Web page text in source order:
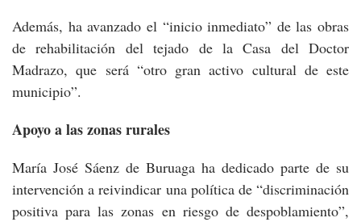
Además, ha avanzado el “inicio inmediato” de las obras
de rehabilitación del tejado de la Casa del Doctor
Madrazo, que será “otro gran activo cultural de este
municipio”.
Apoyo a las zonas rurales
María José Sáenz de Buruaga ha dedicado parte de su
intervención a reivindicar una política de “discriminación
positiva para las zonas en riesgo de despoblamiento”,